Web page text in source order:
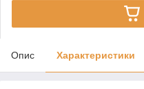
Опис Характеристики